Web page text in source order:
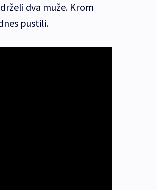
dva muže. Krom
pustili.